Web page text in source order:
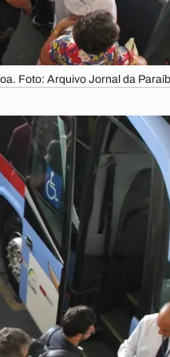
Foto: Arquivo Jornal da